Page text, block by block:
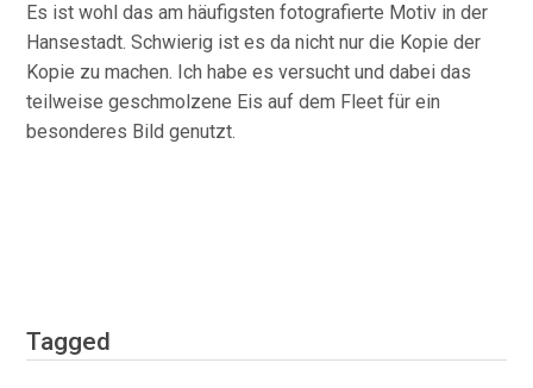
Es ist wohl das am häufigsten fotografierte Motiv in der
Hansestadt. Schwierig ist es da nicht nur die Kopie der
Kopie zu machen. Ich habe es versucht und dabei das
teilweise geschmolzene Eis auf dem Fleet für ein
besonderes Bild genutzt.
Tagged